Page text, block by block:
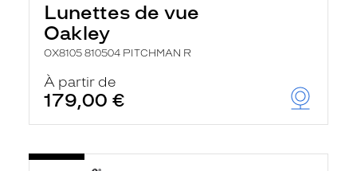
Lunettes de vue
Oakley
OX8105 810504 PITCHMAN R
À partir de
179,00 €